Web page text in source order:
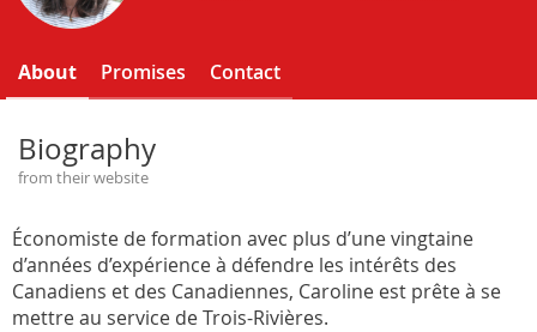
About Promises Contact
Biography
from their website
Économiste de formation avec plus d’une vingtaine
d’années d’expérience à défendre les intérêts des
Canadiens et des Canadiennes, Caroline est prête à se
mettre au service de Trois-Rivières.